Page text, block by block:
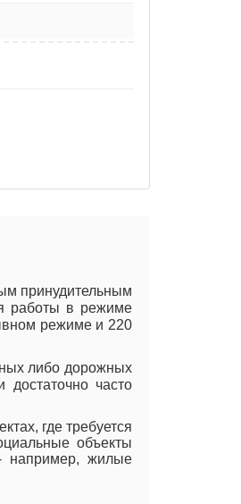
принудительным
работы в режиме
режиме и 220
либо дорожных
часто
где требуется
объекты
например, жилые